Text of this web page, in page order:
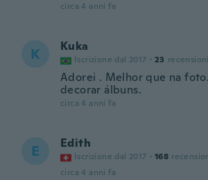
circa 4 anni fa
K Kuka
Iscrizione dal 2017 · 23 recensioni
Adorei . Melhor que na
decorar álbuns.
circa 4 anni fa
E Edith
Iscrizione dal 2017 · 168
circa 4 anni fa